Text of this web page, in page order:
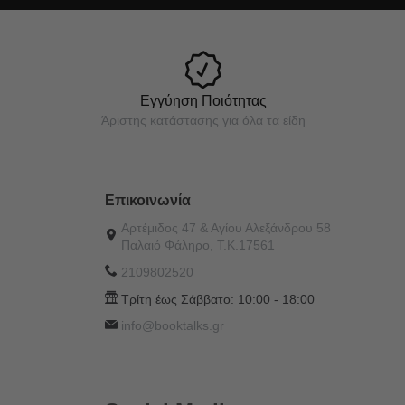
Εγγύηση Ποιότητας
Άριστης κατάστασης για όλα τα είδη
Επικοινωνία
Αρτέμιδος 47 & Αγίου Αλεξάνδρου 58
Παλαιό Φάληρο, Τ.Κ.17561
2109802520
Τρίτη έως Σάββατο: 10:00 - 18:00
info@booktalks.gr